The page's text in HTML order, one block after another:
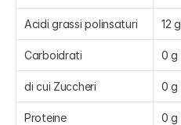
Acidi grassi polinsaturi 12 g
Carboidrati 0 g
di cui Zuccheri 0 g
Proteine 0 g